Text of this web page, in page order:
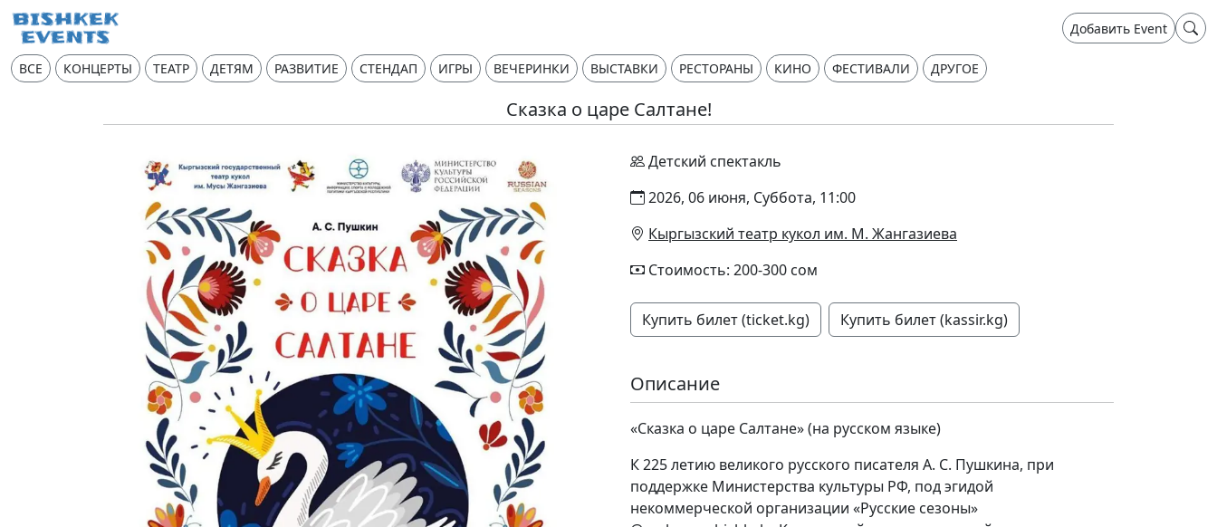
Добавить Event
ВСЕ КОНЦЕРТЫ ТЕАТР ДЕТЯМ РАЗВИТИЕ СТЕНДАП ИГРЫ ВЕЧЕРИНКИ ВЫСТАВКИ РЕСТОРАНЫ КИНО ФЕСТИВАЛИ ДРУГОЕ
Сказка о царе Салтане!
Детский спектакль
2026, 06 июня, Суббота, 11:00
Кыргызский театр кукол им. М. Жангазиева
Стоимость: 200-300 сом
Купить билет (ticket.kg) Купить билет (kassir.kg)
Описание
«Сказка о царе Салтане» (на русском языке)
К 225 летию великого русского писателя А. С. Пушкина, при
поддержке Министерства культуры РФ, под эгидой
некоммерческой организации «Русские сезоны»